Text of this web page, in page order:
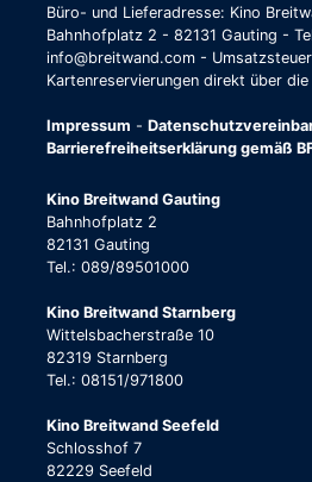
Büro- und Lieferadresse: Kino
Bahnhofplatz 2 - 82131 Gauting -
info@breitwand.com - Umsatzsteuer
Kartenreservierungen direkt über die
Impressum -
Barrierefreiheitserklärung gemäß
Kino Breitwand Gauting
Bahnhofplatz 2
82131 Gauting
Tel.: 089/89501000
Kino Breitwand Starnberg
Wittelsbacherstraße 10
82319 Starnberg
Tel.: 08151/971800
Kino Breitwand Seefeld
Schlosshof 7
82229 Seefeld